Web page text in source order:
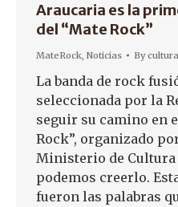
Araucaria es la
del “Mate Rock”
MateRock, Noticias Bycultura
La banda de rock
seleccionada por la
seguir su camino en
Rock”, organizado
Ministerio de Cultura
podemos creerlo.
fueron las palabras